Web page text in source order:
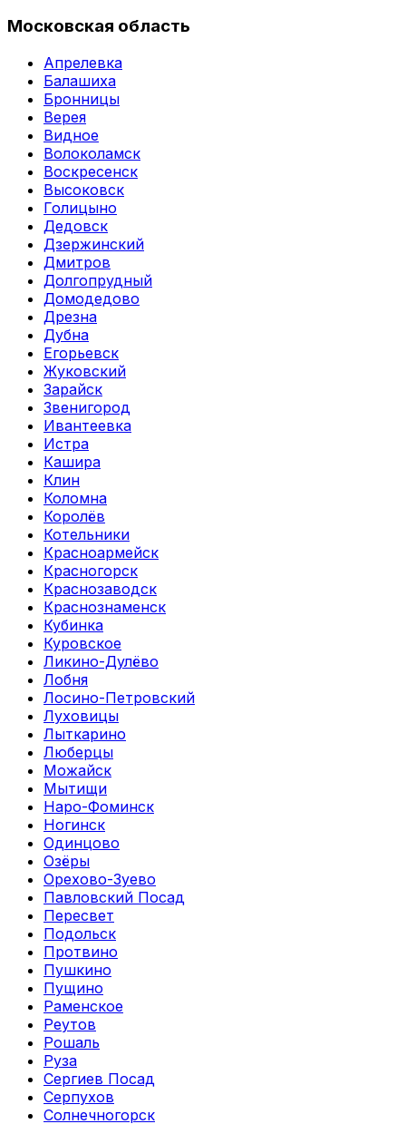
Московская область
Апрелевка
Балашиха
Бронницы
Верея
Видное
Волоколамск
Воскресенск
Высоковск
Голицыно
Дедовск
Дзержинский
Дмитров
Долгопрудный
Домодедово
Дрезна
Дубна
Егорьевск
Жуковский
Зарайск
Звенигород
Ивантеевка
Истра
Кашира
Клин
Коломна
Королёв
Котельники
Красноармейск
Красногорск
Краснозаводск
Краснознаменск
Кубинка
Куровское
Ликино-Дулёво
Лобня
Лосино-Петровский
Луховицы
Лыткарино
Люберцы
Можайск
Мытищи
Наро-Фоминск
Ногинск
Одинцово
Озёры
Орехово-Зуево
Павловский Посад
Пересвет
Подольск
Протвино
Пушкино
Пущино
Раменское
Реутов
Рошаль
Руза
Сергиев Посад
Серпухов
Солнечногорск